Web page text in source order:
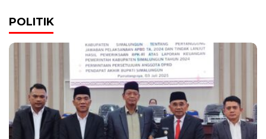
POLITIK